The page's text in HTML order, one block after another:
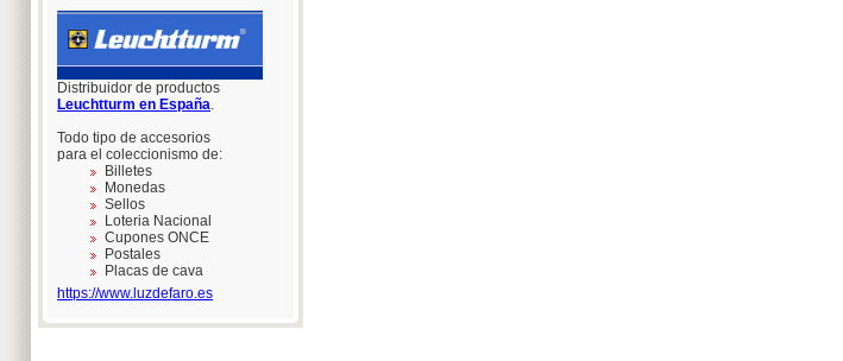
Distribuidor de productos
Leuchtturm en España.
Todo tipo de accesorios
para el coleccionismo de:
Billetes
Monedas
Sellos
Loteria Nacional
Cupones ONCE
Postales
Placas de cava
https://www.luzdefaro.es